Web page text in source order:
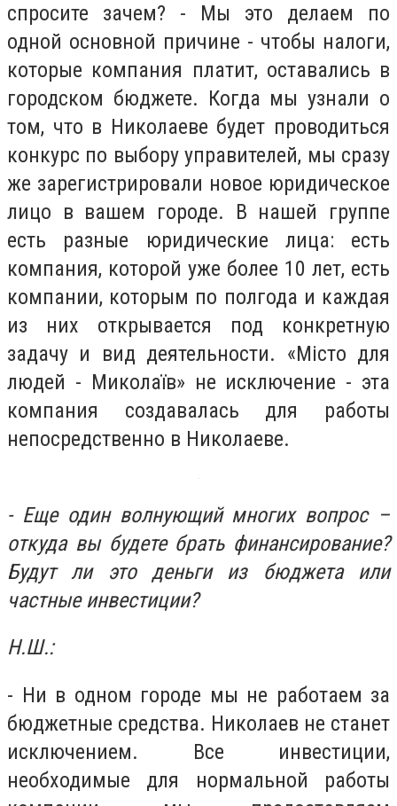
спросите зачем? - Мы это делаем по
одной основной причине - чтобы налоги,
которые компания платит, оставались в
городском бюджете. Когда мы узнали о
том, что в Николаеве будет проводиться
конкурс по выбору управителей, мы сразу
же зарегистрировали новое юридическое
лицо в вашем городе. В нашей группе
есть разные юридические лица: есть
компания, которой уже более 10 лет, есть
компании, которым по полгода и каждая
из них открывается под конкретную
задачу и вид деятельности. «Місто для
людей - Миколаїв» не исключение - эта
компания создавалась для работы
непосредственно в Николаеве.
- Еще один волнующий многих вопрос –
откуда вы будете брать финансирование?
Будут ли это деньги из бюджета или
частные инвестиции?
Н.Ш.:
- Ни в одном городе мы не работаем за
бюджетные средства. Николаев не станет
исключением. Все инвестиции,
необходимые для нормальной работы